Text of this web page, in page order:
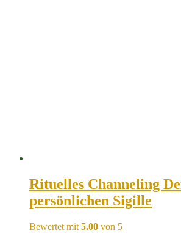
Rituelles Channeling
persönlichen Sigille
Bewertet mit 5.00 von 5